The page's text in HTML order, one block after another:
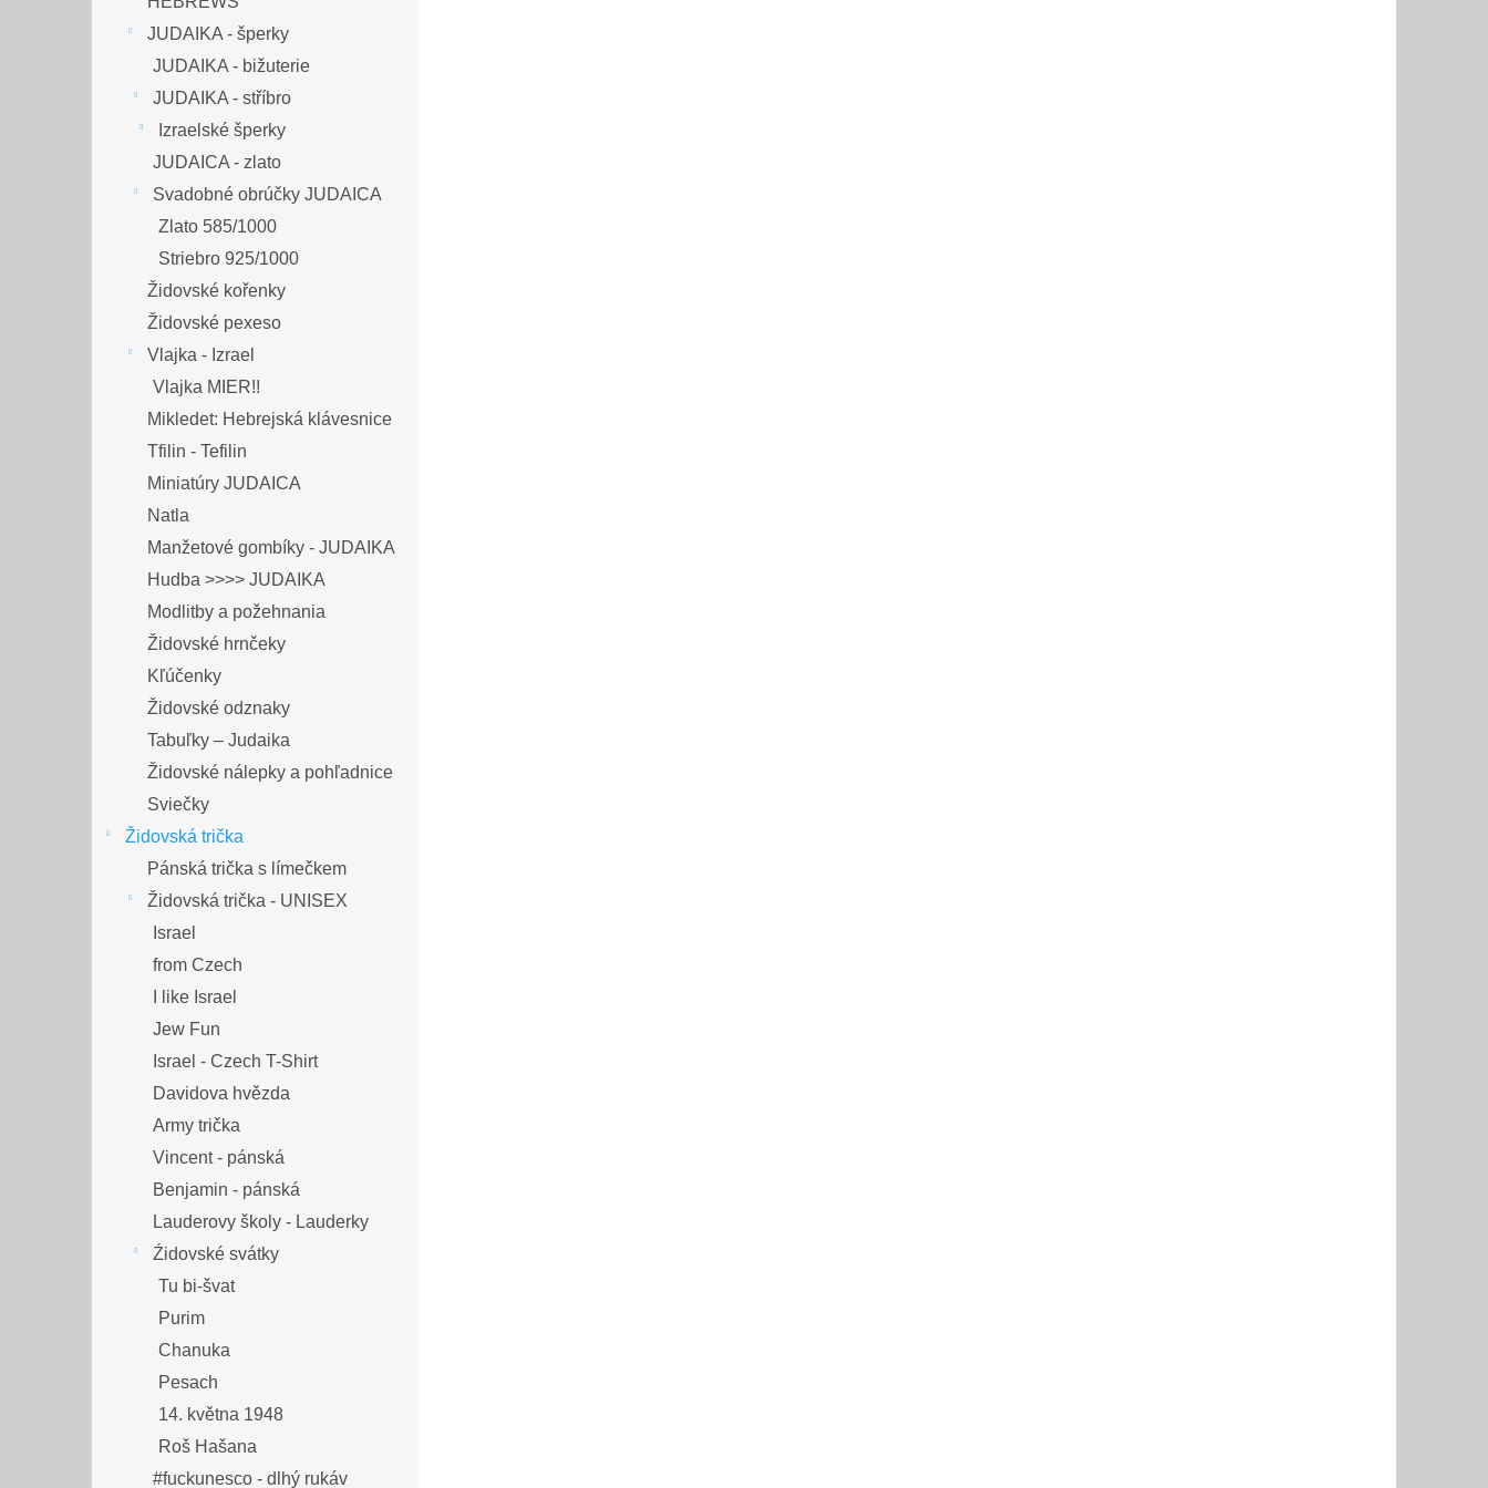
JUDAIKA - šperky
JUDAIKA - bižuterie
JUDAIKA - stříbro
Izraelské šperky
JUDAICA - zlato
Svadobné obrúčky JUDAICA
Zlato 585/1000
Striebro 925/1000
Židovské kořenky
Židovské pexeso
Vlajka - Izrael
Vlajka MIER!!
Mikledet: Hebrejská klávesnice
Tfilin - Tefilin
Miniatúry JUDAICA
Natla
Manžetové gombíky - JUDAIKA
Hudba >>>> JUDAIKA
Modlitby a požehnania
Židovské hrnčeky
Kľúčenky
Židovské odznaky
Tabuľky – Judaika
Židovské nálepky a pohľadnice
Sviečky
Židovská trička
Pánská trička s límečkem
Židovská trička - UNISEX
Israel
from Czech
I like Israel
Jew Fun
Israel - Czech T-Shirt
Davidova hvězda
Army trička
Vincent - pánská
Benjamin - pánská
Lauderovy školy - Lauderky
Źidovské svátky
Tu bi-švat
Purim
Chanuka
Pesach
14. května 1948
Roš Hašana
#fuckunesco - dlhý rukáv